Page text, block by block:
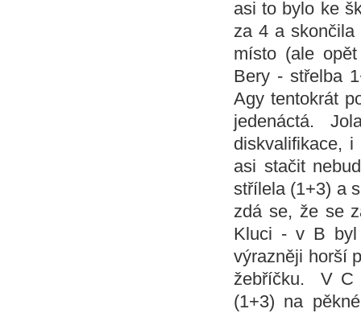
asi to bylo ke
za 4 a
místo (ale
Bery - střelba
Agy tentokrát
jedenáctá.
diskvalifikace,
asi stačit
střílela (1+3) a
zdá se, že se
Kluci - v B byl
výrazněji horší
žebříčku. V C
(1+3) na